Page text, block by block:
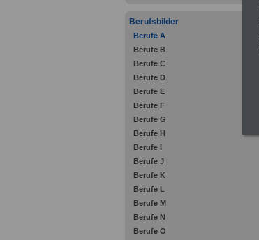
Berufsbilder
Berufe A
Berufe B
Berufe C
Berufe D
Berufe E
Berufe F
Berufe G
Berufe H
Berufe I
Berufe J
Berufe K
Berufe L
Berufe M
Berufe N
Berufe O